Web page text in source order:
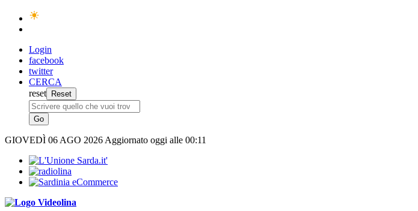
Login
facebook
twitter
CERCA
reset
GIOVEDÌ 06 AGO 2026 Aggiornato oggi alle 00:11